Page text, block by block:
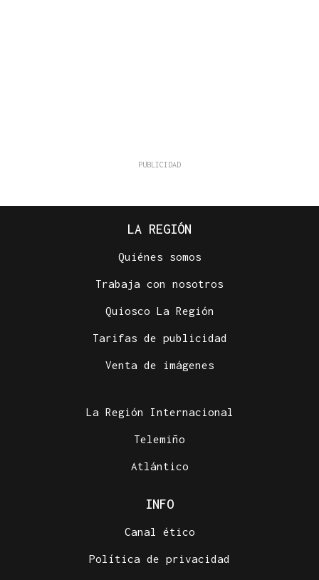
LA REGIÓN
Quiénes somos
Trabaja con nosotros
Quiosco La Región
Tarifas de publicidad
Venta de imágenes
La Región Internacional
Telemiño
Atlántico
INFO
Canal ético
Política de privacidad